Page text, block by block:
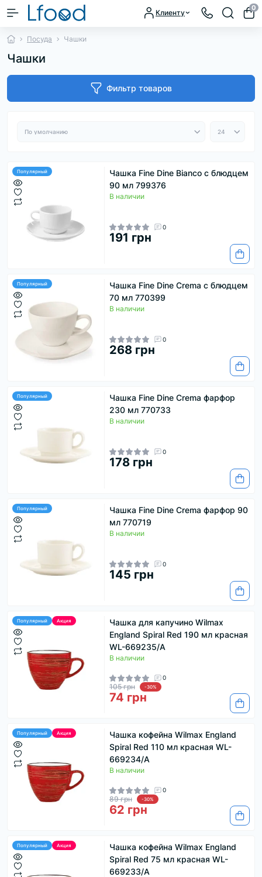
Клиенту
0
Посуда Чашки
Чашки
Фильтр товаров
Популярный
Чашка Fine Dine Bianco с блюдцем
90 мл 799376
В наличии
0
191 грн
Популярный
Чашка Fine Dine Crema с блюдцем
70 мл 770399
В наличии
0
268 грн
Популярный
Чашка Fine Dine Crema фарфор
230 мл 770733
В наличии
0
178 грн
Популярный
Чашка Fine Dine Crema фарфор 90
мл 770719
В наличии
0
145 грн
Популярный Акция
Чашка для капучино Wilmax
England Spiral Red 190 мл красная
WL-669235/A
В наличии
0
105 грн -30%
74 грн
Популярный Акция
Чашка кофейна Wilmax England
Spiral Red 110 мл красная WL-
669234/A
В наличии
0
89 грн -30%
62 грн
Популярный Акция
Чашка кофейна Wilmax England
Spiral Red 75 мл красная WL-
669233/A